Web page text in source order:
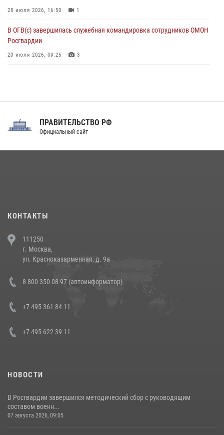
28 июля 2026, 16:50 1
В ОГВ(с) завершилась служебная командировка сотрудников ОМОН
Росгвардии
20 июля 2026, 09:25 3
Праздник «Один день с Росгвардией» к 105-летию Центрального
напавших на бригаду скорой помощи (видео)
14 июля 2026, 12:20
В Росгвардии прошла военно-научная конференция по обобщению
боевого опыта
ПРАВИТЕЛЬСТВО РФ
Официальный сайт
КОНТАКТЫ
111250
г. Москва,
ул. Красноказарменная, д. 9а
8 800 350 08 97 (автоинформатор)
+7 495 361 84 11
+7 495 622 39 11
НОВОСТИ
В Росгвардии завершился методический сбор с руководящим
составом военн...
07 августа 2026, 09:05